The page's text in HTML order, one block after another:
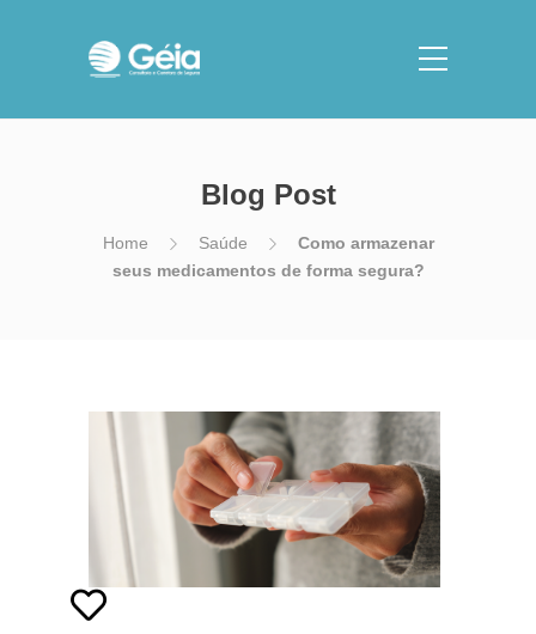
Blog Post
Home Saúde
Como armazenar
seus medicamentos de forma segura?